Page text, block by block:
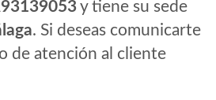
y tiene su sede
. Si deseas comunicarte
de atención al cliente